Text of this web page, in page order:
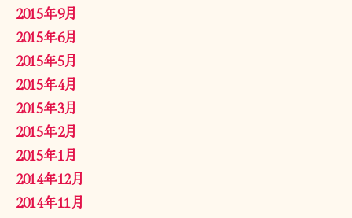
2015年9月
2015年6月
2015年5月
2015年4月
2015年3月
2015年2月
2015年1月
2014年12月
2014年11月